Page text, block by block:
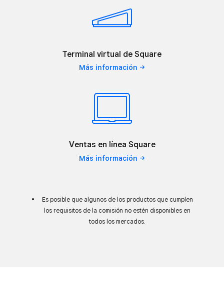
Terminal virtual de Square
Más información
Ventas en línea Square
Más información
Es posible que algunos de los productos que cumplen
los requisitos de la comisión no estén disponibles en
todos los mercados.